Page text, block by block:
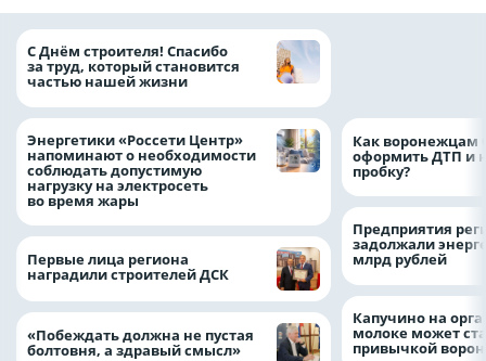
С Днём строителя! Спасибо
за труд, который становится
частью нашей жизни
Энергетики «Россети Центр»
напоминают о необходимости
соблюдать допустимую
нагрузку на электросеть
во время жары
Первые лица региона
наградили строителей ДСК
«Побеждать должна не пустая
болтовня, а здравый смысл»
Как воронежцам
оформить ДТП и
пробку?
Предприятия
задолжали
млрд рублей
Капучино на
молоке может
привычкой